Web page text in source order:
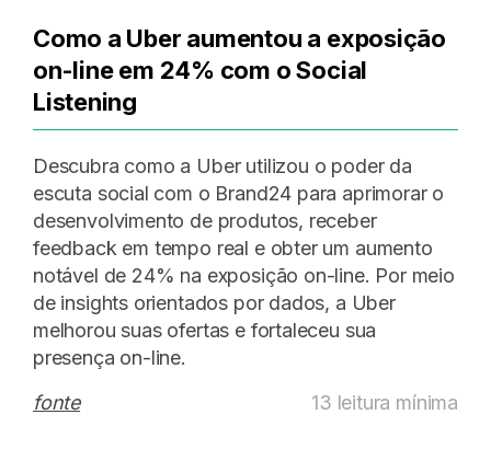
Como a Uber aumentou a exposição
on-line em 24% com o Social
Listening
Descubra como a Uber utilizou o poder da
escuta social com o Brand24 para aprimorar o
desenvolvimento de produtos, receber
feedback em tempo real e obter um aumento
notável de 24% na exposição on-line. Por meio
de insights orientados por dados, a Uber
melhorou suas ofertas e fortaleceu sua
presença on-line.
fonte
13 leitura mínima